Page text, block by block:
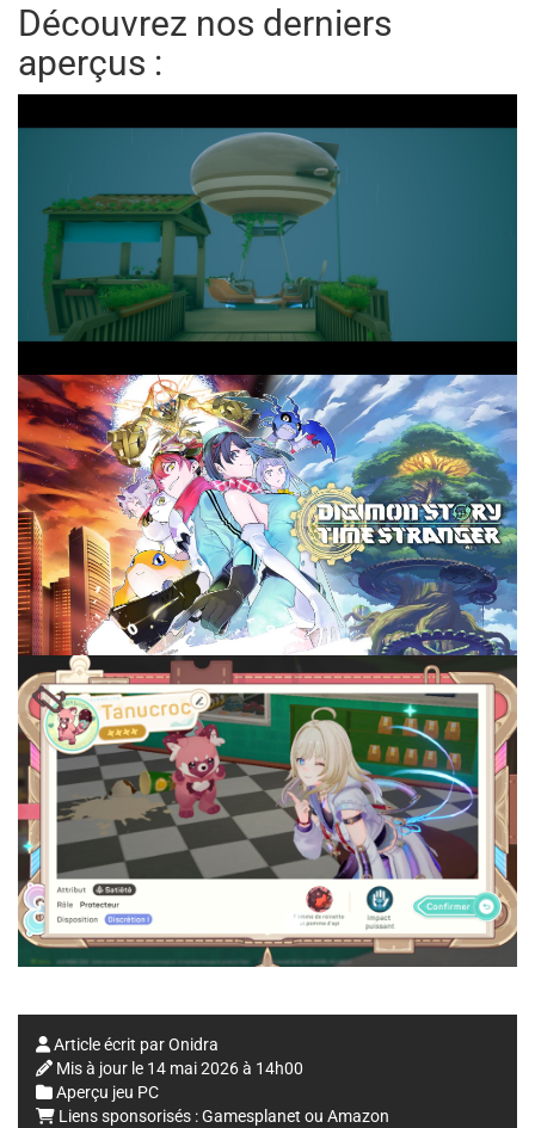
Découvrez nos derniers
aperçus :
Article écrit parOnidra
Mis à jour le 14 mai 2026 à 14h00
Aperçu jeu PC
Liens sponsorisés :Gamesplanet ou Amazon